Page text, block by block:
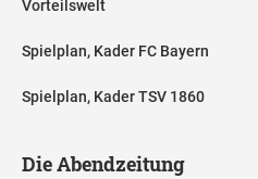
Vorteilswelt
Spielplan, Kader FC Bayern
Spielplan, Kader TSV 1860
Die Abendzeitung